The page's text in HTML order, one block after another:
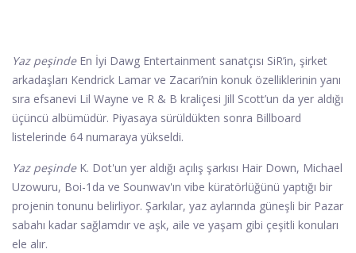
Yaz peşindeEn İyi Dawg Entertainment sanatçısı SiR’in, şirket
arkadaşları Kendrick Lamar ve Zacari’nin konuk özelliklerinin yanı
sıra efsanevi Lil Wayne ve R & B kraliçesi Jill Scott’un da yer aldığı
üçüncü albümüdür. Piyasaya sürüldükten sonra Billboard
listelerinde 64 numaraya yükseldi.
Yaz peşindeK. Dot'un yer aldığı açılış şarkısı Hair Down, Michael
Uzowuru, Boi-1da ve Sounwav'ın vibe küratörlüğünü yaptığı bir
projenin tonunu belirliyor. Şarkılar, yaz aylarında güneşli bir Pazar
sabahı kadar sağlamdır ve aşk, aile ve yaşam gibi çeşitli konuları
ele alır.